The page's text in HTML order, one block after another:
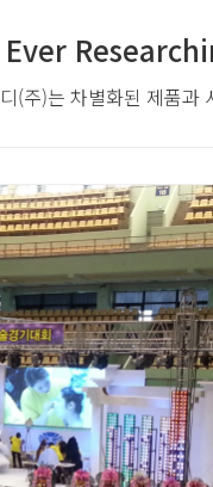
Ever
(주)는 차별화된 제품과